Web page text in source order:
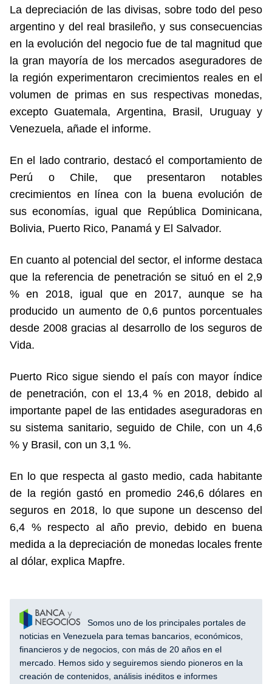
La depreciación de las divisas, sobre todo del peso
argentino y del real brasileño, y sus consecuencias
en la evolución del negocio fue de tal magnitud que
la gran mayoría de los mercados aseguradores de
la región experimentaron crecimientos reales en el
volumen de primas en sus respectivas monedas,
excepto Guatemala, Argentina, Brasil, Uruguay y
Venezuela, añade el informe.
En el lado contrario, destacó el comportamiento de
Perú o Chile, que presentaron notables
crecimientos en línea con la buena evolución de
sus economías, igual que República Dominicana,
Bolivia, Puerto Rico, Panamá y El Salvador.
En cuanto al potencial del sector, el informe destaca
que la referencia de penetración se situó en el 2,9
% en 2018, igual que en 2017, aunque se ha
producido un aumento de 0,6 puntos porcentuales
desde 2008 gracias al desarrollo de los seguros de
Vida.
Puerto Rico sigue siendo el país con mayor índice
de penetración, con el 13,4 % en 2018, debido al
importante papel de las entidades aseguradoras en
su sistema sanitario, seguido de Chile, con un 4,6
% y Brasil, con un 3,1 %.
En lo que respecta al gasto medio, cada habitante
de la región gastó en promedio 246,6 dólares en
seguros en 2018, lo que supone un descenso del
6,4 % respecto al año previo, debido en buena
medida a la depreciación de monedas locales frente
al dólar, explica Mapfre.
Somos uno de los principales portales de
noticias en Venezuela para temas bancarios, económicos,
financieros y de negocios, con más de 20 años en el
mercado. Hemos sido y seguiremos siendo pioneros en la
creación de contenidos, análisis inéditos e informes